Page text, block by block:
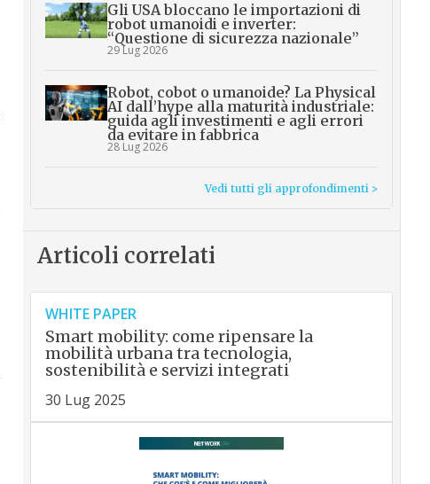
Gli USA bloccano le importazioni di
robot umanoidi e inverter:
“Questione di sicurezza nazionale”
29 Lug 2026
Robot, cobot o umanoide? La Physical
AI dall’hype alla maturità industriale:
guida agli investimenti e agli errori
da evitare in fabbrica
28 Lug 2026
Vedi tutti gli approfondimenti >
Articoli correlati
WHITE PAPER
Smart mobility: come ripensare la
mobilità urbana tra tecnologia,
sostenibilità e servizi integrati
30 Lug 2025